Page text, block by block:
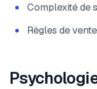
Complexité de
Règles de